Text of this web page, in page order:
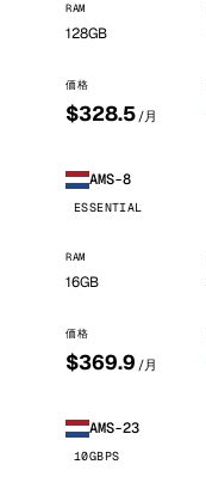
RAM
128GB
価格
$328.5 /月
AMS-8
ESSENTIAL
RAM
16GB
価格
$369.9 /月
AMS-23
10GBPS